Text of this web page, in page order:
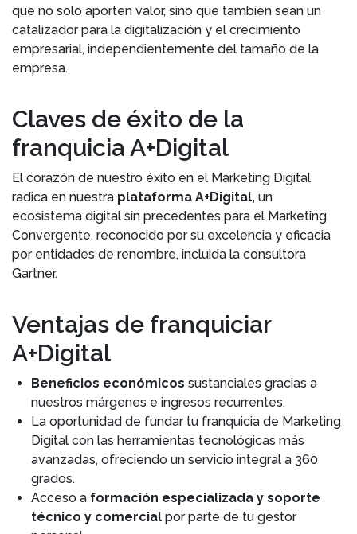
que no solo aporten valor, sino que también sean un
catalizador para la digitalización y el crecimiento
empresarial, independientemente del tamaño de la
empresa.
Claves de éxito de la
franquicia A+Digital
El corazón de nuestro éxito en el Marketing Digital
radica en nuestra plataforma A+Digital, un
ecosistema digital sin precedentes para el Marketing
Convergente, reconocido por su excelencia y eficacia
por entidades de renombre, incluida la consultora
Gartner.
Ventajas de franquiciar
A+Digital
Beneficios económicos sustanciales gracias a
nuestros márgenes e ingresos recurrentes.
La oportunidad de fundar tu franquicia de Marketing
Digital con las herramientas tecnológicas más
avanzadas, ofreciendo un servicio integral a 360
grados.
Acceso a formación especializada y soporte
técnico y comercial por parte de tu gestor